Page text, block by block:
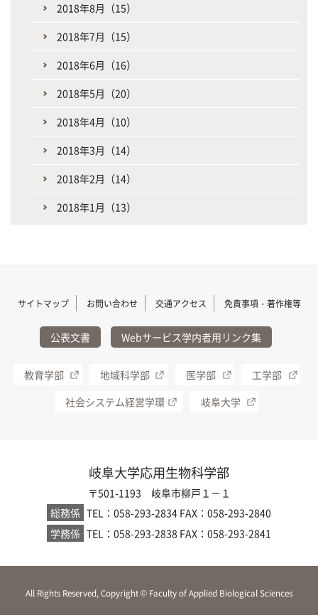
2018年8月（15）
2018年7月（15）
2018年6月（16）
2018年5月（20）
2018年4月（10）
2018年3月（14）
2018年2月（14）
2018年1月（13）
サイトマップ お問い合わせ 交通アクセス 免責事項・著作権等
公表文書 Webサービス学内者用リンク集
教育学部 地域科学部 医学部
工学部
社会システム経営学環
岐阜大学
岐阜大学応用生物科学部
〒501-1193 岐阜市柳戸１－１
総務係 TEL：058-293-2834 FAX：058-293-2840
学務係 TEL：058-293-2838 FAX：058-293-2841
All Rights Reserved, Copyright © Faculty of Applied Biological Sciences